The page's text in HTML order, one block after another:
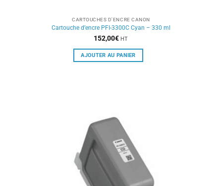
CARTOUCHES D'ENCRE CANON
Cartouche d’encre PFI-3300C Cyan – 330 ml
152,00€ HT
AJOUTER AU PANIER